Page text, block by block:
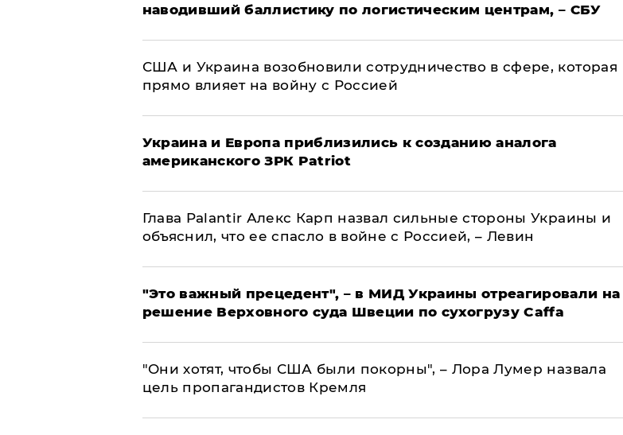
наводивший баллистику по логистическим центрам, – СБУ
США и Украина возобновили сотрудничество в сфере, которая
прямо влияет на войну с Россией
Украина и Европа приблизились к созданию аналога
американского ЗРК Patriot
Глава Palantir Алекс Карп назвал сильные стороны Украины и
объяснил, что ее спасло в войне с Россией, – Левин
"Это важный прецедент", – в МИД Украины отреагировали на
решение Верховного суда Швеции по сухогрузу Caffa
"Они хотят, чтобы США были покорны", – Лора Лумер назвала
цель пропагандистов Кремля